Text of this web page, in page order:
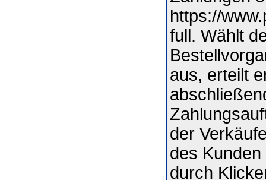
https://
full. Wählt
aus, erteilt
der
des
durch